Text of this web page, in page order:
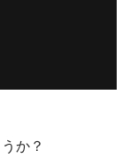
か？